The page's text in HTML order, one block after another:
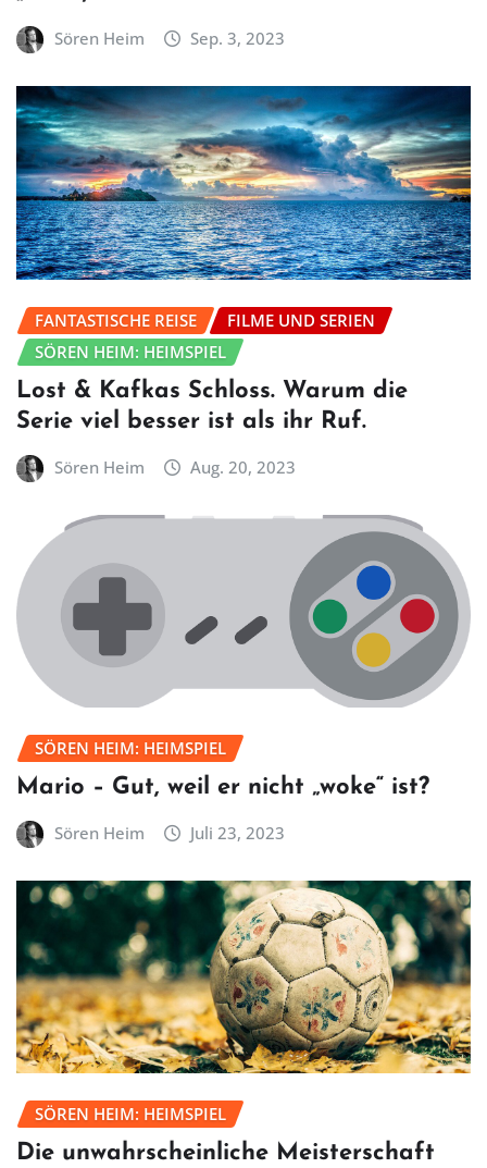
Sören Heim Sep. 3, 2023
FANTASTISCHE REISE
FILME UND SERIEN
SÖREN HEIM: HEIMSPIEL
Lost & Kafkas Schloss. Warum die
Serie viel besser ist als ihr Ruf.
Sören Heim Aug. 20, 2023
SÖREN HEIM: HEIMSPIEL
Mario – Gut, weil er nicht „woke“ ist?
Sören Heim Juli 23, 2023
SÖREN HEIM: HEIMSPIEL
Die unwahrscheinliche Meisterschaft